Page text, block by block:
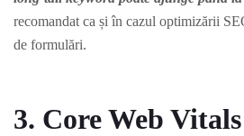
recomandat ca și în cazul optimizării
de formulări.
3. Core Web